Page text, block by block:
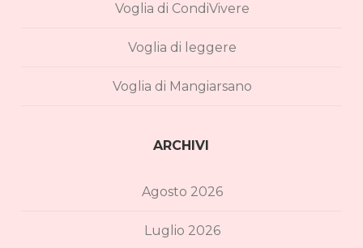
Voglia di CondiVivere
Voglia di leggere
Voglia di Mangiarsano
ARCHIVI
Agosto 2026
Luglio 2026